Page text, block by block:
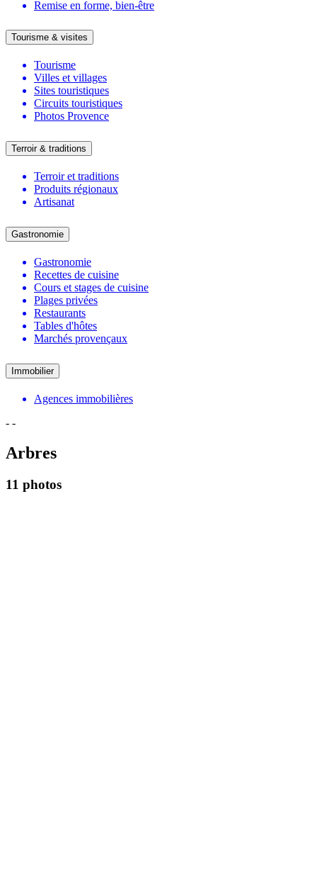
Remise en forme, bien-être
Tourisme & visites
Tourisme
Villes et villages
Sites touristiques
Circuits touristiques
Photos Provence
Terroir & traditions
Terroir et traditions
Produits régionaux
Artisanat
Gastronomie
Gastronomie
Recettes de cuisine
Cours et stages de cuisine
Plages privées
Restaurants
Tables d'hôtes
Marchés provençaux
Immobilier
Agences immobilières
- -
Arbres
11 photos